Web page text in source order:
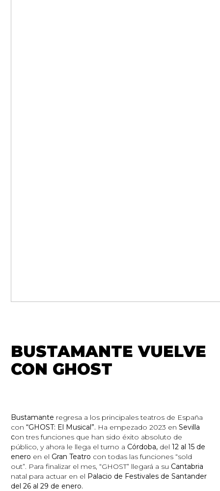
BUSTAMANTE VUELVE
CON GHOST
Bustamante regresa a los principales teatros de España
con “GHOST: El Musical”. Ha empezado 2023 en Sevilla
con tres funciones que han sido éxito absoluto de
público, y ahora le llega el turno a Córdoba, del 12 al 15 de
enero en el Gran Teatro con todas las funciones “sold
out”. Para finalizar el mes, “GHOST” llegará a su Cantabria
natal para actuar en el Palacio de Festivales de Santander
del 26 al 29 de enero.